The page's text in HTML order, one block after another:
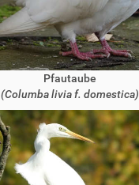
Pfautaube
(Columba livia f. domestica)